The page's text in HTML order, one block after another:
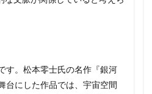
す。松本零士氏の名作『銀河
台にした作品では、宇宙空間